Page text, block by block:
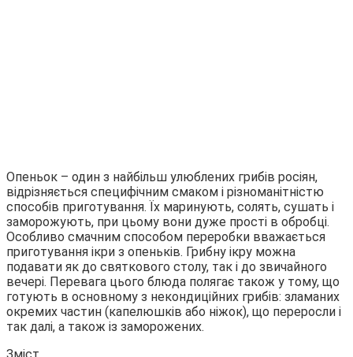
Опеньок – один з найбільш улюблених грибів росіян,
відрізняється специфічним смаком і різноманітністю
способів приготування. Їх маринують, солять, сушать і
заморожують, при цьому вони дуже прості в обробці.
Особливо смачним способом переробки вважається
приготування ікри з опеньків. Грибну ікру можна
подавати як до святкового столу, так і до звичайного
вечері. Перевага цього блюда полягає також у тому, що
готують в основному з некондиційних грибів: зламаних
окремих частин (капелюшків або ніжок), що переросли і
так далі, а також із заморожених.